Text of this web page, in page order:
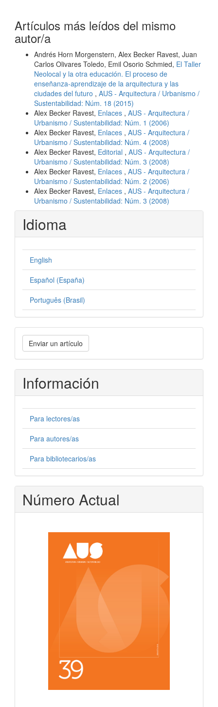
Artículos más leídos del mismo
autor/a
Andrés Horn Morgenstern, Alex Becker Ravest, Juan
Carlos Olivares Toledo, Emil Osorio Schmied, El Taller
Neolocal y la otra educación. El proceso de
enseñanza-aprendizaje de la arquitectura y las
ciudades del futuro , AUS - Arquitectura / Urbanismo /
Sustentabilidad: Núm. 18 (2015)
Alex Becker Ravest, Enlaces , AUS - Arquitectura /
Urbanismo / Sustentabilidad: Núm. 1 (2006)
Alex Becker Ravest, Enlaces , AUS - Arquitectura /
Urbanismo / Sustentabilidad: Núm. 4 (2008)
Alex Becker Ravest, Editorial , AUS - Arquitectura /
Urbanismo / Sustentabilidad: Núm. 3 (2008)
Alex Becker Ravest, Enlaces , AUS - Arquitectura /
Urbanismo / Sustentabilidad: Núm. 2 (2006)
Alex Becker Ravest, Enlaces , AUS - Arquitectura /
Urbanismo / Sustentabilidad: Núm. 3 (2008)
Idioma
English
Español (España)
Português (Brasil)
Enviar
un
artículo
Enviar un artículo
Información
Para lectores/as
Para autores/as
Para bibliotecarios/as
Número Actual